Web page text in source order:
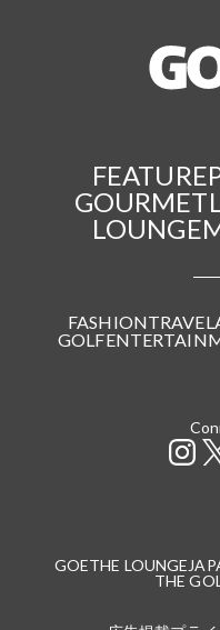
FEATURE
GOURMET
LOUNGE
FASHIONTRAVEL
GOLF
GOETHE LOUNGE
THE